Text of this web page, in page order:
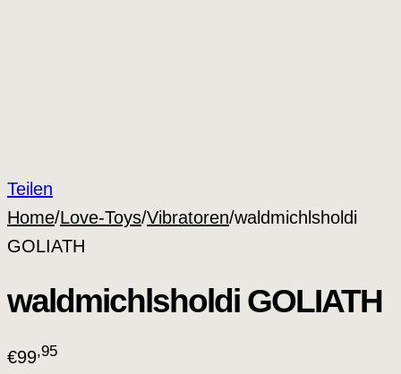
Teilen
Home/Love-Toys/Vibratoren/waldmichlsholdi
GOLIATH
waldmichlsholdi GOLIATH
€99,95